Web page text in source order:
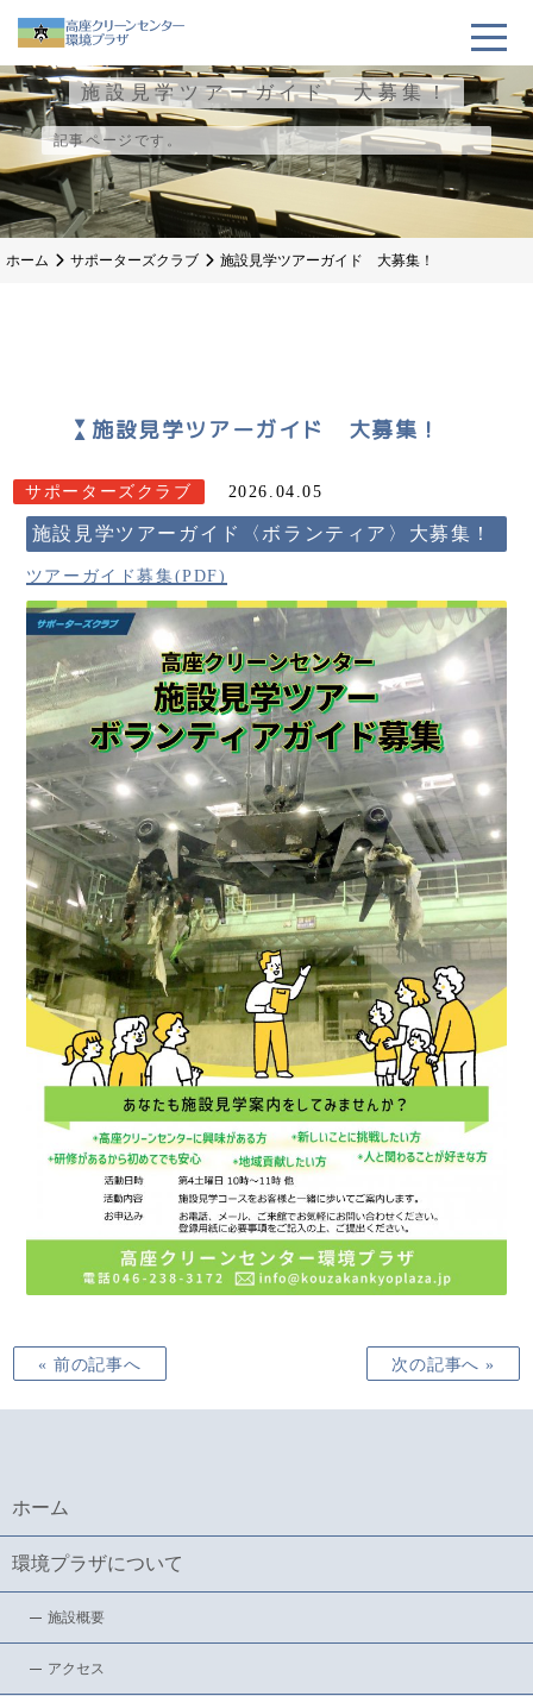
施設見学ツアーガイド 大募集！
記事ページです。
ホーム サポーターズクラブ 施設見学ツアーガイド 大募集！
施設見学ツアーガイド 大募集！
サポーターズクラブ 2026.04.05
施設見学ツアーガイド〈ボランティア〉大募集！
ツアーガイド募集(PDF)
« 前の記事へ 次の記事へ »
ホーム
環境プラザについて
施設概要
アクセス